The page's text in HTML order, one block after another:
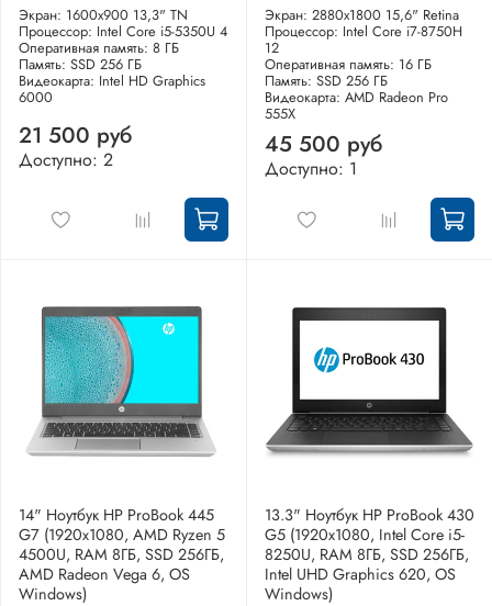
Экран: 1600x900 13,3" TN
Процессор: Intel Core i5-5350U 4
Оперативная память: 8 ГБ
Память: SSD 256 ГБ
Видеокарта: Intel HD Graphics
6000
21 500 руб
Доступно: 2
Экран: 2880x1800 15,6" Retina
Процессор: Intel Core i7-8750H
12
Оперативная память: 16 ГБ
Память: SSD 256 ГБ
Видеокарта: AMD Radeon Pro
555X
45 500 руб
Доступно: 1
14" Ноутбук HP ProBook 445
G7 (1920x1080, AMD Ryzen 5
4500U, RAM 8ГБ, SSD 256ГБ,
AMD Radeon Vega 6, OS
Windows)
13.3" Ноутбук HP ProBook 430
G5 (1920x1080, Intel Core i5-
8250U, RAM 8ГБ, SSD 256ГБ,
Intel UHD Graphics 620, OS
Windows)